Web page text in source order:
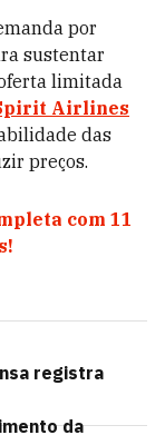
por
sustentar
limitada
Airlines
das
preços.
com 11
registra
da